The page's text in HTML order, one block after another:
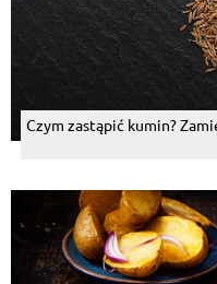
Czym zastąpić kumin?